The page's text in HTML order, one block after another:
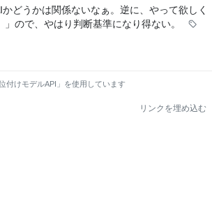
どうかは関係ないなぁ。逆に、やって欲しく
ので、やはり判断基準になり得ない。
付けモデルAPI」を使用しています
リンクを埋め込む